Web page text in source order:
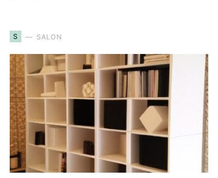
S SALON